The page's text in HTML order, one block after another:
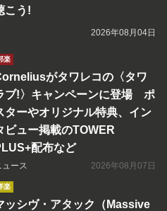
こう!
2026年08月04日
楽
がタワレコの〈タワ
ブ!〉キャンペーンに登場 ポ
ターやオリジナル特典、イン
ビュー掲載のTOWER
配布など
ュース 2026年08月07日
楽
ッシヴ・アタック（Massive